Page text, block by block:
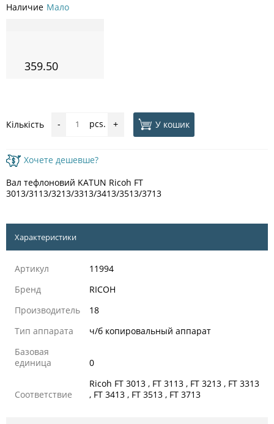
Наличие Мало
359.50
Кількість - pcs. + У кошик
Хочете дешевше?
Вал тефлоновий KATUN Ricoh FT
3013/3113/3213/3313/3413/3513/3713
Характеристики
Артикул
11994
Бренд
RICOH
Производитель
18
Тип аппарата
ч/б копировальный аппарат
Базовая
единица
0
Соответствие
Ricoh FT 3013 , FT 3113 , FT 3213 , FT 3313
, FT 3413 , FT 3513 , FT 3713